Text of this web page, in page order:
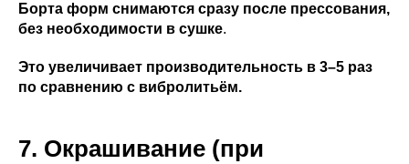
Борта форм снимаются сразу после прессования,
без необходимости в сушке.
Это увеличивает производительность в 3–5 раз
по сравнению с вибролитьём.
7. Окрашивание (при